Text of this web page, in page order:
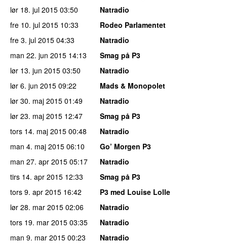
lør 18. jul 2015 03:50
Natradio
fre 10. jul 2015 10:33
Rodeo Parlamentet
fre 3. jul 2015 04:33
Natradio
man 22. jun 2015 14:13
Smag på P3
lør 13. jun 2015 03:50
Natradio
lør 6. jun 2015 09:22
Mads & Monopolet
lør 30. maj 2015 01:49
Natradio
lør 23. maj 2015 12:47
Smag på P3
tors 14. maj 2015 00:48
Natradio
man 4. maj 2015 06:10
Go’ Morgen P3
man 27. apr 2015 05:17
Natradio
tirs 14. apr 2015 12:33
Smag på P3
tors 9. apr 2015 16:42
P3 med Louise Lolle
lør 28. mar 2015 02:06
Natradio
tors 19. mar 2015 03:35
Natradio
man 9. mar 2015 00:23
Natradio